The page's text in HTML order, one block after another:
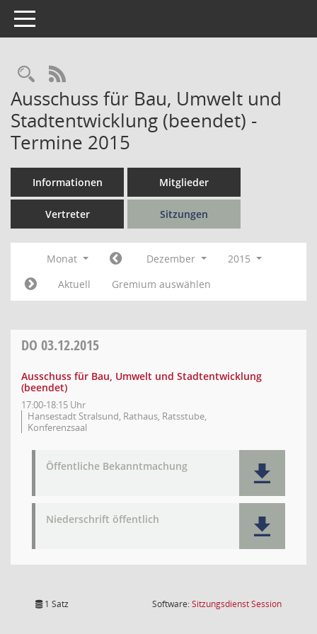
Toggle navigation
Rechercheauswahl
RSS-Feed
Ausschuss für Bau, Umwelt und
Stadtentwicklung (beendet) -
Termine 2015
Informationen Mitglieder
Vertreter Sitzungen
Monat Dezember
2015
Aktuell
Gremium auswählen
DO 03.12.2015
Ausschuss für Bau, Umwelt und Stadtentwicklung
(beendet)
17:00-18:15 Uhr
Hansestadt Stralsund, Rathaus, Ratsstube,
Konferenzsaal
Öffentliche Bekanntmachung
Niederschrift öffentlich
1 Satz Software:SitzungsdienstSession(Wird in